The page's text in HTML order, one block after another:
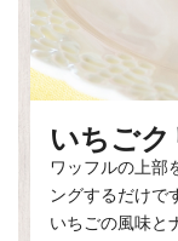
いちご
ワッフルの上部
ングするだけで
いちごの風味と